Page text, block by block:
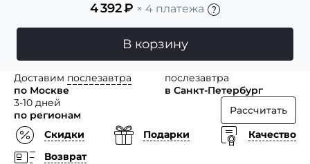
4 392₽ × 4 платежа
В корзину
Доставим послезавтра
по Москве
послезавтра
в Санкт-Петербург
3-10 дней
по регионам
Рассчитать
Скидки
Подарки
Качество
Возврат